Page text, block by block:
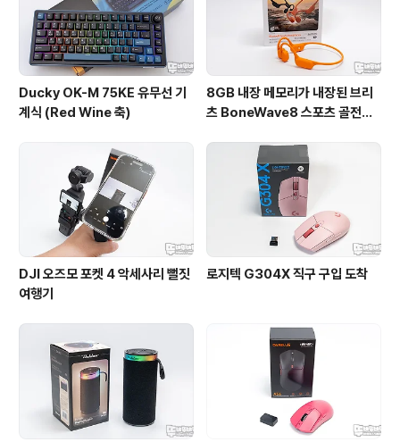
Ducky OK-M 75KE 유무선 기
계식 (Red Wine 축)
8GB 내장 메모리가 내장된 브리
츠 BoneWave8 스포츠 골전도
DJI 오즈모 포켓 4 악세사리 뻘짓
여행기
로지텍 G304X 직구 구입 도착